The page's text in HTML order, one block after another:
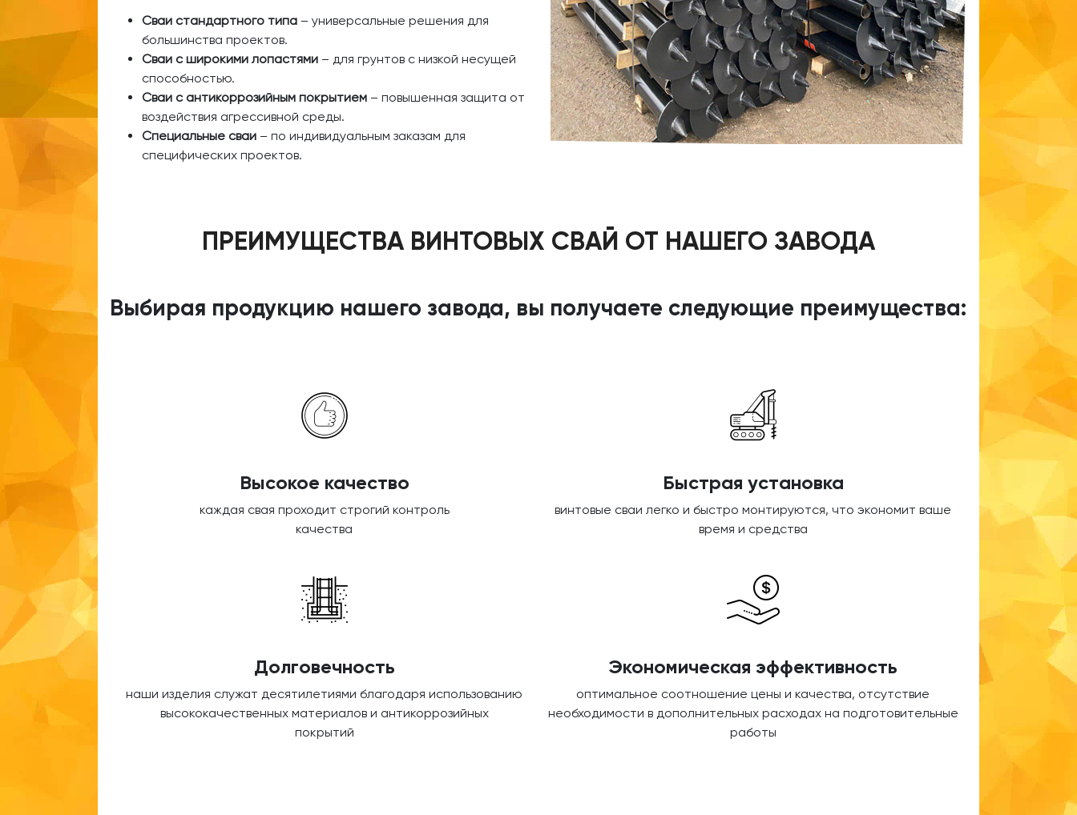
Сваи стандартного типа – универсальные решения для
большинства проектов.
Сваи с широкими лопастями – для грунтов с низкой несущей
способностью.
Сваи с антикоррозийным покрытием – повышенная защита от
воздействия агрессивной среды.
Специальные сваи – по индивидуальным заказам для
специфических проектов.
ПРЕИМУЩЕСТВА ВИНТОВЫХ СВАЙ ОТ НАШЕГО ЗАВОДА
Выбирая продукцию нашего завода, вы получаете следующие преимущества:
Высокое качество
каждая свая проходит строгий контроль
качества
Быстрая установка
винтовые сваи легко и быстро монтируются, что экономит ваше
время и средства
Долговечность
наши изделия служат десятилетиями благодаря использованию
высококачественных материалов и антикоррозийных
покрытий
Экономическая эффективность
оптимальное соотношение цены и качества, отсутствие
необходимости в дополнительных расходах на подготовительные
работы